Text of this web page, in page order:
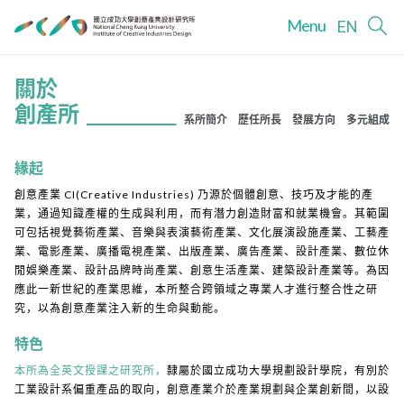
Menu EN
關於
創產所
系所簡介 歷任所長 發展方向 多元組成
緣起
創意產業 CI(Creative Industries) 乃源於個體創意、技巧及才能的產
業，通過知識產權的生成與利用，而有潛力創造財富和就業機會。其範圍
可包括視覺藝術產業、音樂與表演藝術產業、文化展演設施產業、工藝產
業、電影產業、廣播電視產業、出版產業、廣告產業、設計產業、數位休
閒娛樂產業、設計品牌時尚產業、創意生活產業、建築設計產業等。為因
應此一新世紀的產業思維，本所整合跨領域之專業人才進行整合性之研
究，以為創意產業注入新的生命與動能。
特色
本所為全英文授課之研究所， 隸屬於國立成功大學規劃設計學院，有別於
工業設計系偏重產品的取向，創意產業介於產業規劃與企業創新間，以設